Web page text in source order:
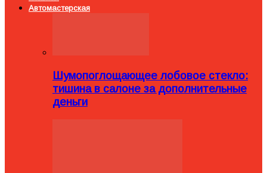
Автомастерская
Шумопоглощающее лобовое стекло:
тишина в салоне за дополнительные
деньги